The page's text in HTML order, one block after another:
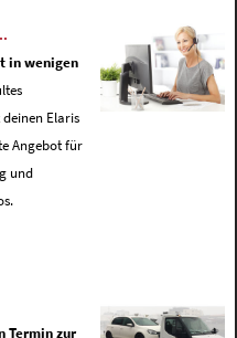
in wenigen
Elaris
Angebot für
und
Termin zur